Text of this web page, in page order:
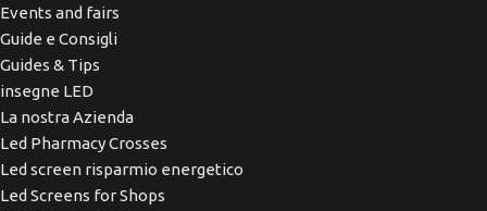
Events and fairs
Guide e Consigli
Guides & Tips
insegne LED
La nostra Azienda
Led Pharmacy Crosses
Led screen risparmio energetico
Led Screens for Shops